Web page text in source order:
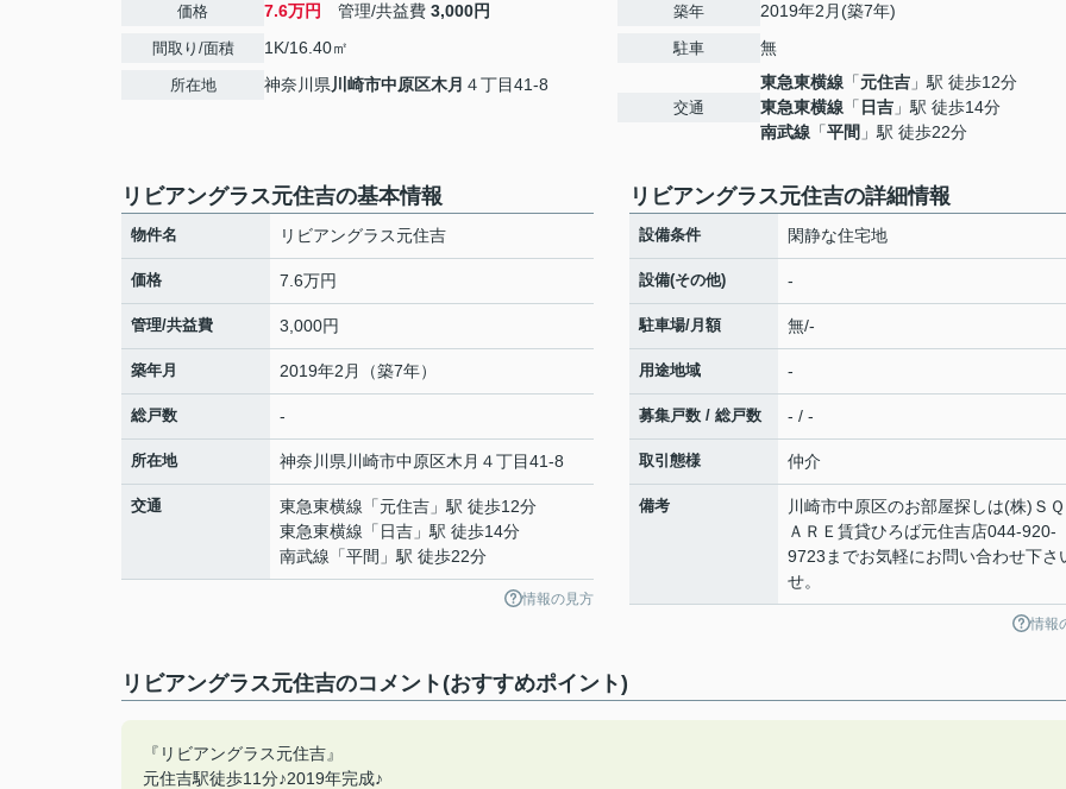
価格 7.6万円 管理/共益費 3,000円
間取り/面積 1K/16.40㎡
所在地 神奈川県川崎市中原区木月 ４丁目41-8
築年 2019年2月(築7年)
駐車 無
交通
東急東横線 「元住吉 」駅 徒歩12分
東急東横線 「 日吉 」駅 徒歩14分
南武線 「平間 」駅 徒歩22分
リビアングラス元住吉の基本情報
物件名 リビアングラス元住吉
価格 7.6万円
管理/共益費 3,000円
築年月 2019年2月（築7年）
総戸数 -
所在地 神奈川県 川崎市中原区木月 ４丁目41-8
交通 東急東横線 「元住吉 」駅 徒歩12分
東急東横線 「 日吉 」駅 徒歩14分
南武線 「平間 」駅 徒歩22分
情報の見方
リビアングラス元住吉の詳細情報
設備条件 閑静な住宅地
設備(その他) -
駐車場/月額 無/-
用途地域 -
募集戸数 / 総戸数 - / -
取引態様 仲介
備考
川崎市中原区のお部屋探しは(株)Ｓ
ＡＲＥ賃貸ひろば元住吉店044-920-
9723までお気軽にお問い合わせ下さ
せ。
情報
リビアングラス元住吉のコメント(おすすめポイント)
『リビアングラス元住吉』
元住吉駅徒歩11分♪2019年完成♪